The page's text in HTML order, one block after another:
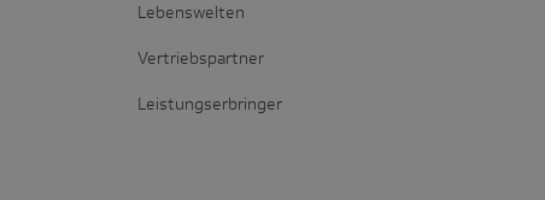
Lebenswelten
Vertriebspartner
Leistungserbringer